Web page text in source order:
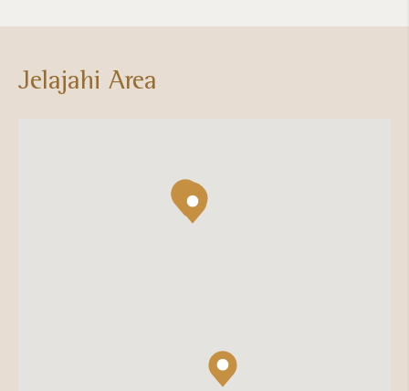
Jelajahi Area